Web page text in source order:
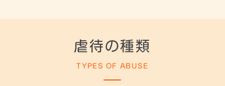
虐待の種類
TYPES OF ABUSE